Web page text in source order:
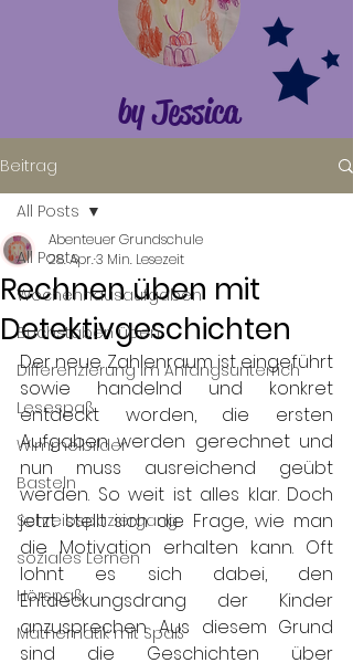
by Jessica
Beitrag
All Posts
Wochenhausaufgaben
Buchstaben üben
Differenzierung im Anfangsunterrich
Lesespaß
Wimmelbilder
Basteln
Schreibspaziergang
soziales Lernen
Hörspaß
Mathematik mit Spaß
All Posts
Rechnen üben mit
Detektivgeschichten
Abenteuer Grundschule
28. Apr.3 Min. Lesezeit
Der neue Zahlenraum ist eingeführt
sowie handelnd und konkret
entdeckt worden, die ersten
Aufgaben werden gerechnet und
nun muss ausreichend geübt
werden. So weit ist alles klar. Doch
jetzt stellt sich die Frage, wie man
die Motivation erhalten kann. Oft
lohnt es sich dabei, den
Entdeckungsdrang der Kinder
anzusprechen. Aus diesem Grund
sind die Geschichten über